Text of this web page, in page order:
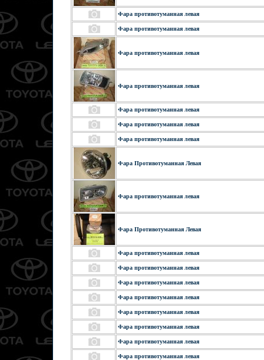
Фара противотуманная левая
Фара противотуманная левая
Фара противотуманная левая
Фара противотуманная левая
Фара противотуманная левая
Фара противотуманная левая
Фара противотуманная левая
Фара Противотуманная Левая
Фара противотуманная левая
Фара Противотуманная Левая
Фара противотуманная левая
Фара противотуманная левая
Фара противотуманная левая
Фара противотуманная левая
Фара противотуманная левая
Фара противотуманная левая
Фара противотуманная левая
Фара противотуманная левая